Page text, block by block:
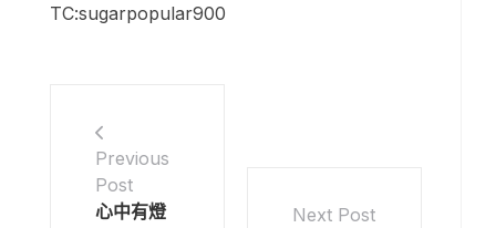
TC:sugarpopular900
Previous
Post
心中有燈
Next Post